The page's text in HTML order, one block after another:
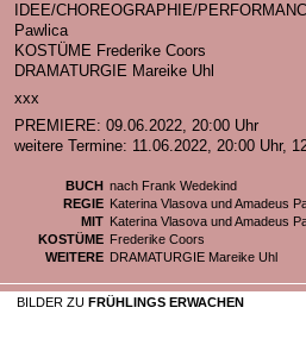
IDEE/CHOREOGRAPHIE/
Pawlica
KOSTÜME Frederike Coors
DRAMATURGIE Mareike Uhl
xxx
PREMIERE: 09.06.2022, 20:00 Uhr
weitere Termine: 11.06.2022, 20:00 Uhr,
BUCH nach Frank Wedekind
REGIE Katerina Vlasova und Amadeus
MIT Katerina Vlasova und Amadeus
KOSTÜME Frederike Coors
WEITERE DRAMATURGIE Mareike Uhl
BILDER ZU FRÜHLINGS ERWACHEN